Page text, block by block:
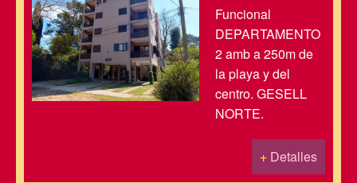
Funcional
DEPARTAMENTO
2 amb a 250m de
la playa y del
centro. GESELL
NORTE.
+ Detalles